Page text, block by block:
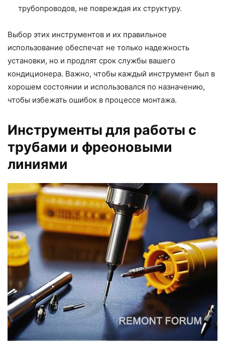
трубопроводов, не повреждая их структуру.
Выбор этих инструментов и их правильное
использование обеспечат не только надежность
установки, но и продлят срок службы вашего
кондиционера. Важно, чтобы каждый инструмент был в
хорошем состоянии и использовался по назначению,
чтобы избежать ошибок в процессе монтажа.
Инструменты для работы с
трубами и фреоновыми
линиями